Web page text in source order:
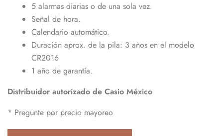
5 alarmas diarias o de una sola vez.
Señal de hora.
Calendario automático.
Duración aprox. de la pila: 3 años en el modelo
CR2016
1 año de garantía.
Distribuidor autorizado de Casio México
* Pregunte por precio mayoreo